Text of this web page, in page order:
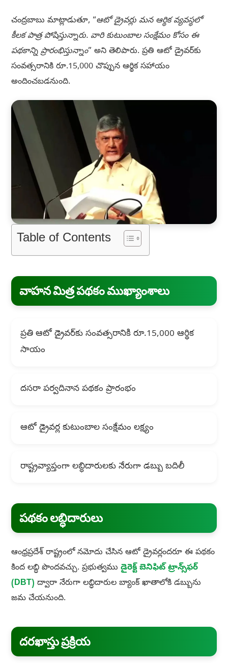
చంద్రబాబు మాట్లాడుతూ, “ఆటో డ్రైవర్లు మన ఆర్థిక వ్యవస్థలో
కీలక పాత్ర పోషిస్తున్నారు. వారి కుటుంబాల సంక్షేమం కోసం ఈ
పథకాన్ని ప్రారంభిస్తున్నాం” అని తెలిపారు. ప్రతి ఆటో డ్రైవర్‌కు
సంవత్సరానికి రూ.15,000 చొప్పున ఆర్థిక సహాయం
అందించబడనుంది.
Table of Contents
వాహన మిత్ర పథకం ముఖ్యాంశాలు
ప్రతి ఆటో డ్రైవర్‌కు సంవత్సరానికి రూ.15,000 ఆర్థిక
సాయం
దసరా పర్వదినాన పథకం ప్రారంభం
ఆటో డ్రైవర్ల కుటుంబాల సంక్షేమం లక్ష్యం
రాష్ట్రవ్యాప్తంగా లబ్ధిదారులకు నేరుగా డబ్బు బదిలీ
పథకం లబ్ధిదారులు
ఆంధ్రప్రదేశ్ రాష్ట్రంలో నమోదు చేసిన ఆటో డ్రైవర్లందరూ ఈ పథకం
కింద లబ్ధి పొందవచ్చు. ప్రభుత్వము డైరెక్ట్ బెనిఫిట్ ట్రాన్స్‌ఫర్
(DBT) ద్వారా నేరుగా లబ్ధిదారుల బ్యాంక్ ఖాతాలోకి డబ్బును
జమ చేయనుంది.
దరఖాస్తు ప్రక్రియ